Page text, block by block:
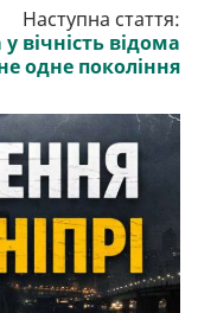
Наступна стаття:
вічність відома
одне покоління